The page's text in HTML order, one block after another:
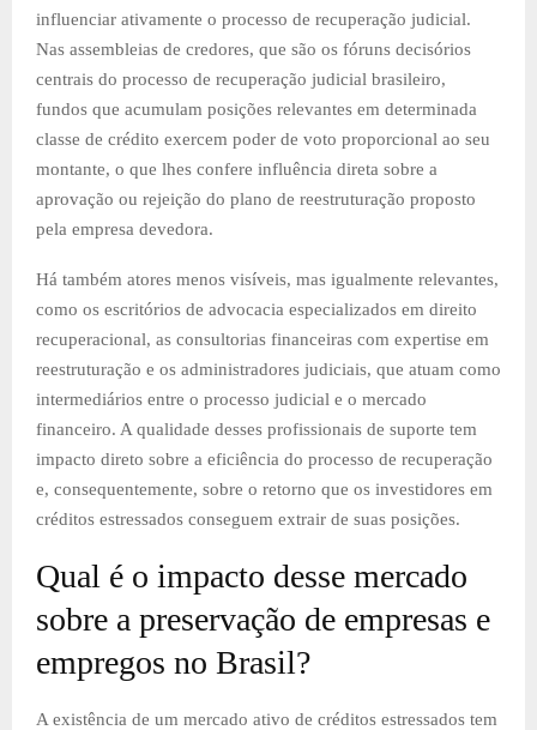
influenciar ativamente o processo de recuperação judicial.
Nas assembleias de credores, que são os fóruns decisórios
centrais do processo de recuperação judicial brasileiro,
fundos que acumulam posições relevantes em determinada
classe de crédito exercem poder de voto proporcional ao seu
montante, o que lhes confere influência direta sobre a
aprovação ou rejeição do plano de reestruturação proposto
pela empresa devedora.
Há também atores menos visíveis, mas igualmente relevantes,
como os escritórios de advocacia especializados em direito
recuperacional, as consultorias financeiras com expertise em
reestruturação e os administradores judiciais, que atuam como
intermediários entre o processo judicial e o mercado
financeiro. A qualidade desses profissionais de suporte tem
impacto direto sobre a eficiência do processo de recuperação
e, consequentemente, sobre o retorno que os investidores em
créditos estressados conseguem extrair de suas posições.
Qual é o impacto desse mercado
sobre a preservação de empresas e
empregos no Brasil?
A existência de um mercado ativo de créditos estressados tem